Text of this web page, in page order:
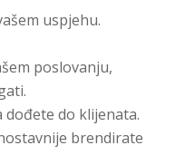
uspjehu.
poslovanju,
dođete do klijenata.
brendirate